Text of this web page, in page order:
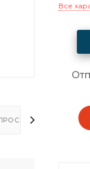
- ОТВЕТЫ
Все